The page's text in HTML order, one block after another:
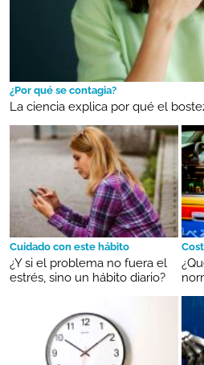
¿Por qué se contagia?
La ciencia explica por qué el
Cuidado con este hábito
¿Y si el problema no fuera el
estrés, sino un hábito diario?